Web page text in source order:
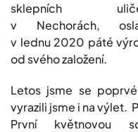
sklepních
v Nechorách,
v lednu 2020 páté
od svého založení.
Letos jsme se
vyrazili jsme i na výlet.
První květnovou